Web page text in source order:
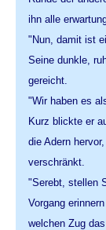
ihn alle
"Nun, damit ist
Seine dunkle,
gereicht.
"Wir haben es
Kurz blickte er
die Adern
verschränkt.
"Serebt, stellen
Vorgang
welchen Zug